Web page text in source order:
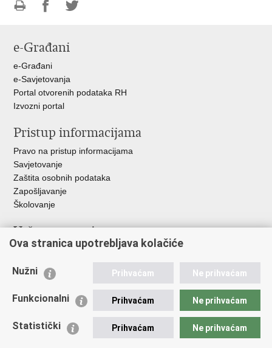
FacebookuTwitteru
e-Građani
e-Građani
e-Savjetovanja
Portal otvorenih podataka RH
Izvozni portal
Pristup informacijama
Pravo na pristup informacijama
Savjetovanje
Zaštita osobnih podataka
Zapošljavanje
Školovanje
Važne poveznice
Ministarstvo unutarnjih poslova
Udruge
Policijska akademija
Zaklada policijske solidarnosti
Ova stranica upotrebljava kolačiće
Nužni Prihvaćam Ne prihvaćam
Funkcionalni Prihvaćam Ne prihvaćam
Statistički Prihvaćam Ne prihvaćam